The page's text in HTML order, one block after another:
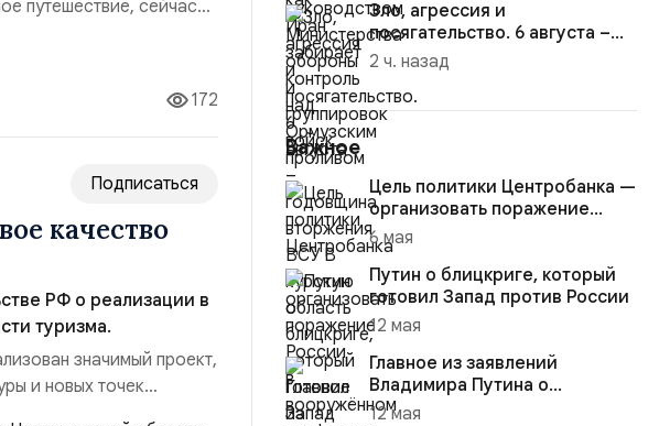
путешествие, сейчас
не зависеть от
малоизвестные
172
Подписаться
качество
РФ о реализации в
туризма.
значимый проект,
и новых точек
проект «Туризм», а
Зло, агрессия и
посягательство. 6 августа –
годовщина вторжения ВСУ В
курску...
2 ч. назад
Важное
Цель политики Центробанка —
организовать поражение
России в вооружённом
конфликте с США
6 мая
Путин о блицкриге, который
готовил Запад против России
12 мая
Главное из заявлений
Владимира Путина о
конфликте на Украине
12 мая